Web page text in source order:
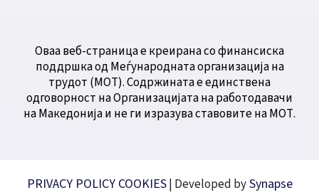
Оваа веб-страница е креирана со финансиска
поддршка од Меѓународната организација на
трудот (МОТ). Содржината е единствена
одговорност на Организацијата на работодавачи
на Македонија и не ги изразува ставовите на МОТ.
PRIVACY POLICY COOKIES| Developed bySynapse